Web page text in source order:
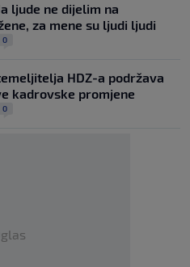
ljude ne dijelim na
za mene su ljudi ljudi
0
HDZ-a podržava
kadrovske promjene
0